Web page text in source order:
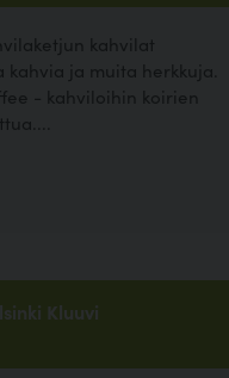
kahvilat
ja muita herkkuja.
- kahviloihin koirien
Kluuvi